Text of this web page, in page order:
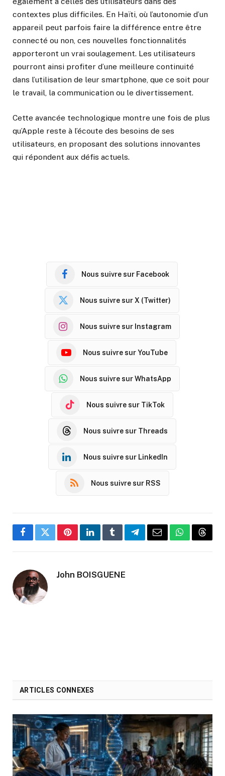
contextes plus difficiles. En Haïti, où l’autonomie d’un
appareil peut parfois faire la différence entre être
connecté ou non, ces nouvelles fonctionnalités
apporteront un vrai soulagement. Les utilisateurs
pourront ainsi profiter d’une meilleure continuité
dans l’utilisation de leur smartphone, que ce soit pour
le travail, la communication ou le divertissement.
Cette avancée technologique montre une fois de plus
qu’Apple reste à l’écoute des besoins de ses
utilisateurs, en proposant des solutions innovantes
qui répondent aux défis actuels.
Nous suivre sur Facebook
Nous suivre sur X (Twitter)
Nous suivre sur Instagram
Nous suivre sur YouTube
Nous suivre sur WhatsApp
Nous suivre sur TikTok
Nous suivre sur Threads
Nous suivre sur LinkedIn
Nous suivre sur RSS
FacebookTwitterPinterestLinkedInTumblrTelegramEmailWhatsApp
John BOISGUENE
ARTICLES CONNEXES